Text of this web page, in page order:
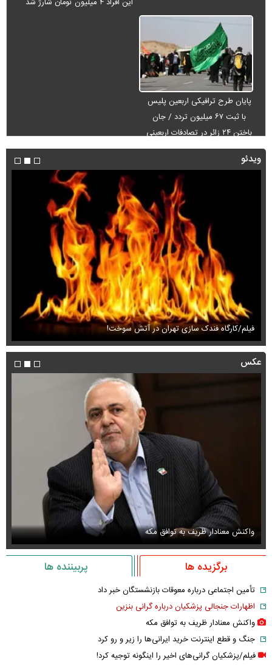
پایان طرح ترافیکی اربعین پلیس
با ثبت ۶۷ میلیون تردد / جان
باختن ۲۴ زائر در تصادفات اربعینی
ویدئو
فیلم/ دماوند در چله تابستان سفیدپوش شد!
عکس
اولین عکس از مسی بعد از اعلام مرگ پدرش
برگزیده ها پربیننده ها
تأمین اجتماعی درباره معوقات بازنشستگان خبر داد
اظهارات جنجالی پزشکیان درباره گرانی بنزین
واکنش معنادار ظریف به توافق مکه
جنگ و قطع اینترنت خرید ایرانی‌ها را زیر و رو کرد
فیلم/پزشکیان گرانی‌های اخیر را اینگونه توجیه کرد!